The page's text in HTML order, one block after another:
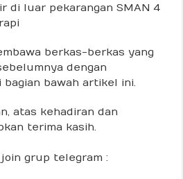
di luar pekarangan SMAN 4
berkas-berkas yang
dengan
bawah artikel ini.
atas kehadiran dan
terima kasih.
grup telegram :